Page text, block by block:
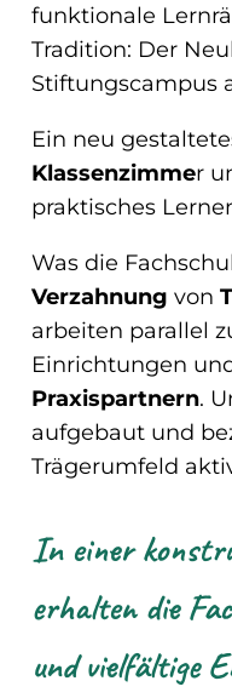
funktionale
Tradition: Der
Stiftungscampus
Ein neu
Klassenzimmer
praktisches
Was die
Verzahnung von
arbeiten parallel
Einrichtungen
Praxispartnern.
aufgebaut und
Trägerumfeld
In einer
erhalten die
und vielfältige